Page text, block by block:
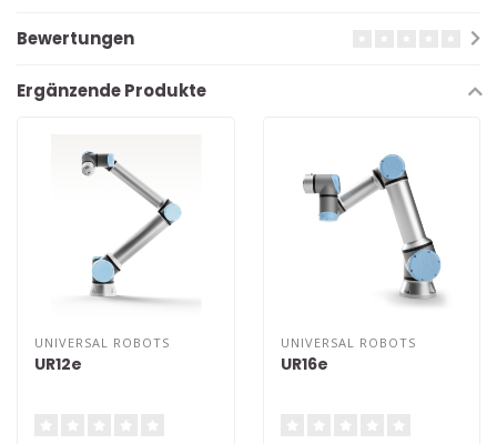
Bewertungen
Ergänzende Produkte
UNIVERSAL ROBOTS
UR12e
UNIVERSAL ROBOTS
UR16e